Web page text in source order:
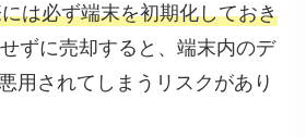
は必ず端末を初期化しておき
ずに売却すると、端末内のデ
用されてしまうリスクがあり